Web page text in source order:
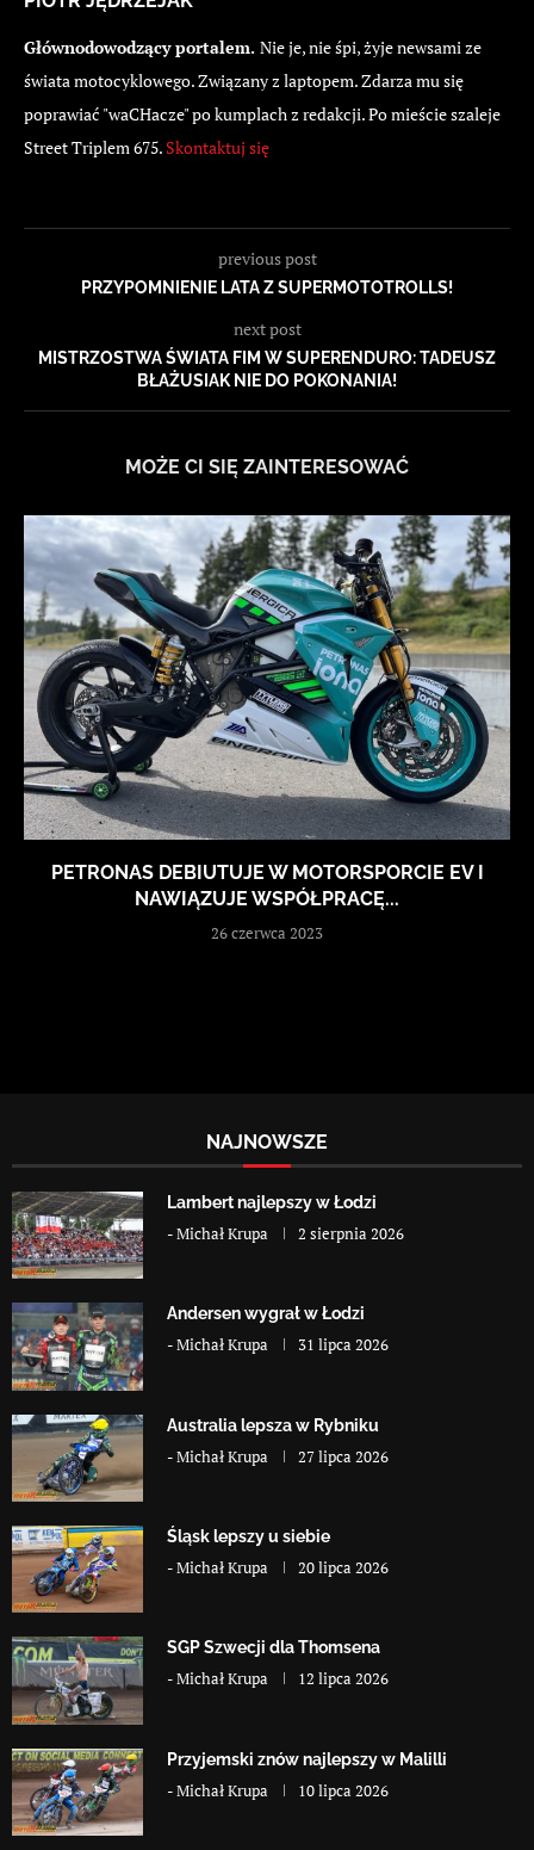
Głównodowodzący portalem. Nie je, nie śpi, żyje newsami ze
świata motocyklowego. Związany z laptopem. Zdarza mu się
poprawiać "waCHacze" po kumplach z redakcji. Po mieście szaleje
Street Triplem 675. Skontaktuj się
previous post
PRZYPOMNIENIE LATA Z SUPERMOTOTROLLS!
next post
MISTRZOSTWA ŚWIATA FIM W SUPERENDURO: TADEUSZ
BŁAŻUSIAK NIE DO POKONANIA!
MOŻE CI SIĘ ZAINTERESOWAĆ
PETRONAS DEBIUTUJE W MOTORSPORCIE EV I
NAWIĄZUJE WSPÓŁPRACĘ...
26 czerwca 2023
NAJNOWSZE
Lambert najlepszy w Łodzi
-Michał Krupa 2 sierpnia 2026
Andersen wygrał w Łodzi
-Michał Krupa 31 lipca 2026
Australia lepsza w Rybniku
-Michał Krupa 27 lipca 2026
Śląsk lepszy u siebie
-Michał Krupa 20 lipca 2026
SGP Szwecji dla Thomsena
-Michał Krupa 12 lipca 2026
Przyjemski znów najlepszy w Malilli
-Michał Krupa 10 lipca 2026